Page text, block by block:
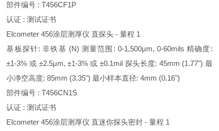
部件编号 : T456CF1P
认证 : 测试证书
Elcometer 456涂层测厚仪 直探头 - 量程 1
基板探针: 非铁基 (N) 测量范围: 0-1,500μm, 0-60mils 精确度:
±1-3% 或 ±2.5μm, ±1-3% 或 ±0.1mil 探头长度: 45mm (1.77") 最
小净空高度: 85mm (3.35") 最小样本直径: 4mm (0.16")
部件编号 : T456CN1S
认证 : 测试证书
Elcometer 456涂层测厚仪 直迷你探头密封 - 量程 1